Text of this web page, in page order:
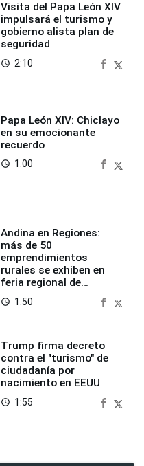
Visita del Papa León XIV
impulsará el turismo y
gobierno alista plan de
seguridad
access_time 2:10
Papa León XIV: Chiclayo
en su emocionante
recuerdo
access_time 1:00
Andina en Regiones:
más de 50
emprendimientos
rurales se exhiben en
feria regional de
Foncodes
access_time 1:50
Trump firma decreto
contra el "turismo" de
ciudadanía por
nacimiento en EEUU
access_time 1:55